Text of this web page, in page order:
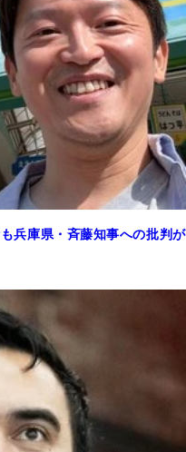
兵庫県・斉藤知事への批判が